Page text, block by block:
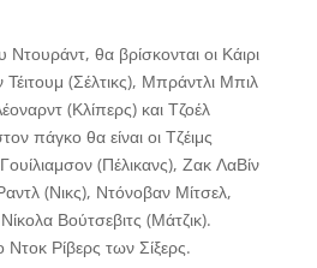
θα βρίσκονται οι Κάιρι
Τέιτουμ (Σέλτικς), Μπράντλι Μπιλ
(Κλίπερς) και Τζοέλ
πάγκο θα είναι οι Τζέιμς
(Πέλικανς), Ζακ ΛαΒίν
(Νικς), Ντόνοβαν Μίτσελ,
Βούτσεβιτς (Μάτζικ).
Ρίβερς των Σίξερς.